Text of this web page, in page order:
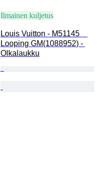
Ilmainen kuljetus
Louis Vuitton - M51145
Looping GM(1088952) -
Olkalaukku